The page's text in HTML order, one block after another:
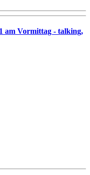
am Vormittag - talking,